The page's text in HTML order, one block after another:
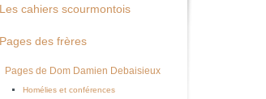
Les cahiers scourmontois
Pages des frères
Pages de Dom Damien Debaisieux
Homélies et conférences